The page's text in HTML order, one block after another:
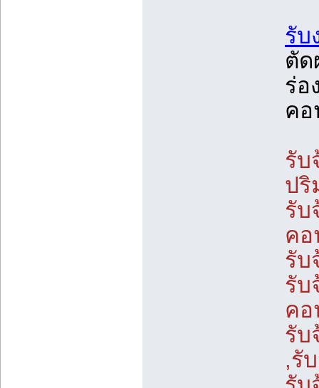
รับ
ตัด
ร่อ
คอ
รับ
ป
รับ
คอ
รับ
รับ
คอ
รับ
,รั